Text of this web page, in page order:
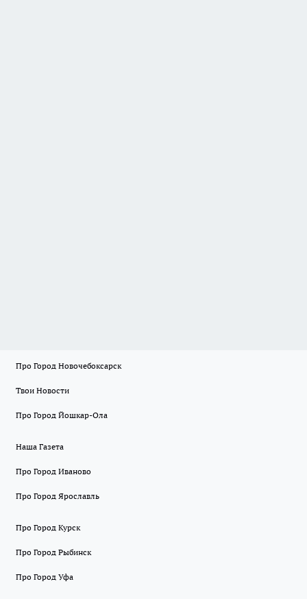
Про Город Новочебоксарск
Твои Новости
Про Город Йошкар-Ола
Наша Газета
Про Город Иваново
Про Город Ярославль
Про Город Курск
Про Город Рыбинск
Про Город Уфа